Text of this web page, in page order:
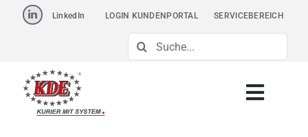
Skip
LinkedIn LOGIN KUNDENPORTAL SERVICEBEREICH
Suche
nach: